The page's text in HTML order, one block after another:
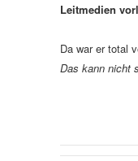
Leitmedien
Da war er total
Das kann nicht